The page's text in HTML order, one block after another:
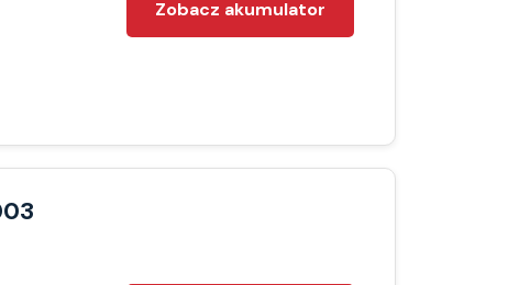
Zobacz akumulator